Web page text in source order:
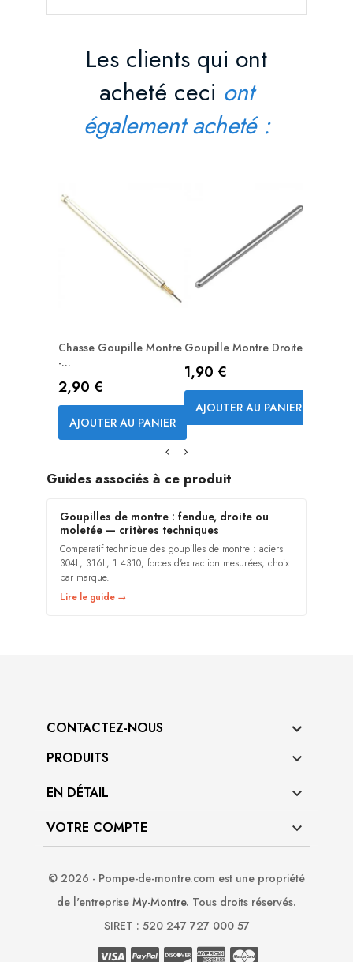
Les clients qui ont
acheté ceci ont
également acheté :
Chasse Goupille Montre
-...
Prix
2,90 €
AJOUTER AU PANIER
Goupille Montre Droite...
Prix
1,90 €
AJOUTER AU PANIER
Guides associés à ce produit
Goupilles de montre : fendue, droite ou
moletée — critères techniques
Comparatif technique des goupilles de montre : aciers
304L, 316L, 1.4310, forces d'extraction mesurées, choix
par marque.
Lire le guide →
CONTACTEZ-NOUS
PRODUITS

EN DÉTAIL 
VOTRE COMPTE 
© 2026 - Pompe-de-montre.com est une propriété
de l'entreprise My-Montre. Tous droits réservés.
SIRET : 520 247 727 000 57